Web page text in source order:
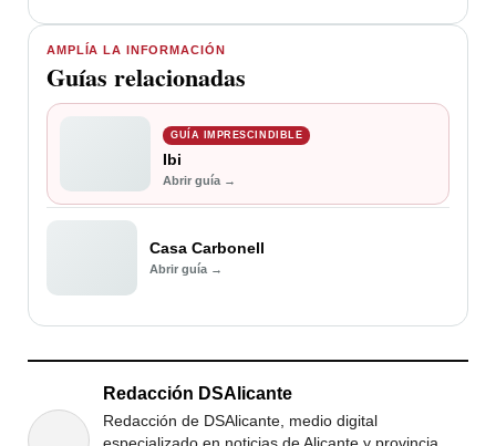
AMPLÍA LA INFORMACIÓN
Guías relacionadas
GUÍA IMPRESCINDIBLE
Ibi
Abrir guía →
Casa Carbonell
Abrir guía →
Redacción DSAlicante
Redacción de DSAlicante, medio digital